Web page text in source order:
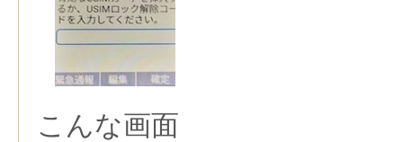
こんな画面